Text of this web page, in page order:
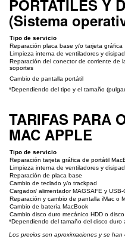
PORTÁTILES Y
(Sistema
Tipo de servicio
Reparación placa base y/o tarjeta gráfica
Limpieza interna de ventiladores y
Reparación del conector de corriente de
soportes
Cambio de pantalla portátil
*Dependiendo del tipo y el tamaño
TARIFAS PARA
MAC APPLE
Tipo de servicio
Reparación tarjeta gráfica de portátil
Limpieza interna de ventiladores y
Reparación de placa base
Cambio de teclado y/o trackpad
Cargador/ alimentador MAGSAFE y USB-
Reparación y cambio de pantalla iMac o
Cambio de batería MacBook
Cambio disco duro mecánico HDD o
*Dependiendo del tamaño del disco duro
Los precios son aproximaciones y se han